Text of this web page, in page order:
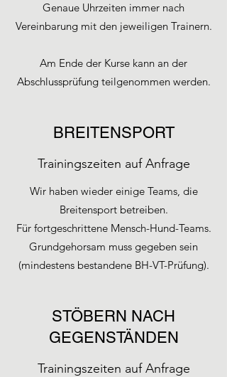
​Genaue Uhrzeiten immer nach
Vereinbarung mit den jeweiligen Trainern.
Am Ende der Kurse kann an der
Abschlussprüfung teilgenommen werden.
BREITENSPORT
Trainingszeiten auf Anfrage
Wir haben wieder einige Teams, die
Breitensport betreiben.
Für fortgeschrittene Mensch-Hund-Teams.
Grundgehorsam muss gegeben sein
(mindestens bestandene BH-VT-Prüfung).
STÖBERN NACH
GEGENSTÄNDEN
Trainingszeiten auf Anfrage